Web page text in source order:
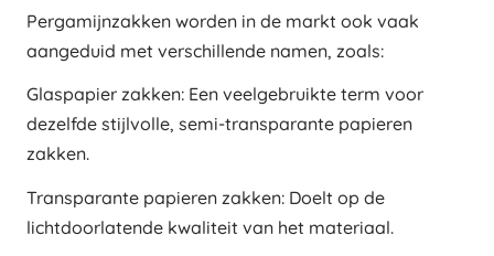
Pergamijnzakken worden in de markt ook vaak
aangeduid met verschillende namen, zoals:
Glaspapier zakken: Een veelgebruikte term voor
dezelfde stijlvolle, semi-transparante papieren
zakken.
Transparante papieren zakken: Doelt op de
lichtdoorlatende kwaliteit van het materiaal.